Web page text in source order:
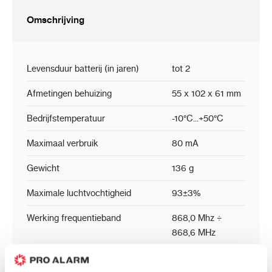
firmware op afstand bijwerken
RA-klep
installatie op kranen met een kleinere
Omschrijving
Levensduur batterij (in jaren) tot 2
Afmetingen behuizing 55 x 102 x 61 mm
Bedrijfstemperatuur -10°C...+50°C
Maximaal verbruik 80 mA
Gewicht 136 g
Maximale luchtvochtigheid 93±3%
Werking frequentieband
868,0 Mhz ÷
868,6 MHz
Draadloos communicatiebereik (in